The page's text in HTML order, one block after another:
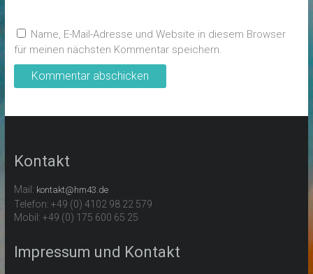
Name, E-Mail-Adresse und Website in diesem Browser
für meinen nächsten Kommentar speichern.
Kontakt
Mail: kontakt@hm43.de
Telefon: +49 (0) 4102 98 22 579
Mobil: +49 (0) 175 600 65 25
Impressum und Kontakt